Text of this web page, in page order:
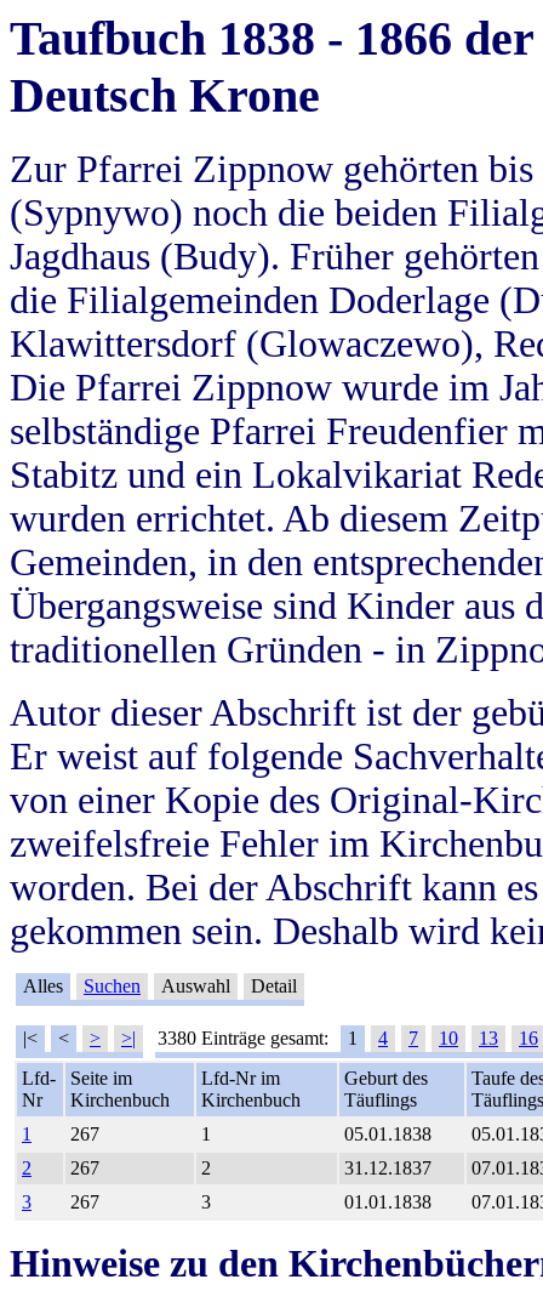
Taufbuch 1838 - 1866
Deutsch Krone
Zur Pfarrei Zippnow gehörten
(Sypnywo) noch die beiden
Jagdhaus (Budy). Früher
die Filialgemeinden Doderlage
Klawittersdorf (Glowaczewo),
Die Pfarrei Zippnow wurde im
selbständige Pfarrei Freudenfier
Stabitz und ein Lokalvikariat
wurden errichtet. Ab diesem
Gemeinden, in den
Übergangsweise sind Kinder aus
traditionellen Gründen - in
Autor dieser Abschrift ist der
Er weist auf folgende
von einer Kopie des Original-
zweifelsfreie Fehler im
worden. Bei der Abschrift kann
gekommen sein. Deshalb wird
Alles Suchen Auswahl Detail
|< < > >| 3380 Einträge gesamt: 1 4 7 10 13
16
Lfd-
Nr
Seite im
Kirchenbuch
Lfd-Nr im
Kirchenbuch
Geburt des
Täuflings
Taufe
Täuflings
1
267 1 05.01.1838
2
267 2 31.12.1837
3
267 3 01.01.1838
Hinweise zu den